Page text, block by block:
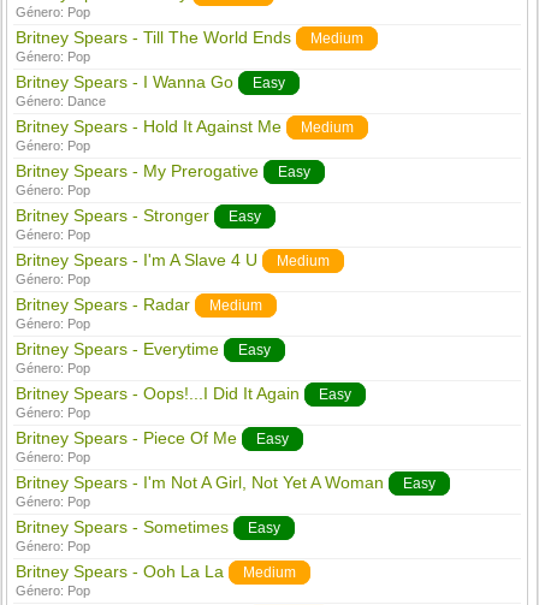
Género: Pop
Britney Spears - Till The World Ends Medium
Género: Pop
Britney Spears - I Wanna Go Easy
Género: Dance
Britney Spears - Hold It Against Me Medium
Género: Pop
Britney Spears - My Prerogative Easy
Género: Pop
Britney Spears - Stronger Easy
Género: Pop
Britney Spears - I'm A Slave 4 U Medium
Género: Pop
Britney Spears - Radar Medium
Género: Pop
Britney Spears - Everytime Easy
Género: Pop
Britney Spears - Oops!...I Did It Again Easy
Género: Pop
Britney Spears - Piece Of Me Easy
Género: Pop
Britney Spears - I'm Not A Girl, Not Yet A Woman Easy
Género: Pop
Britney Spears - Sometimes Easy
Género: Pop
Britney Spears - Ooh La La Medium
Género: Pop